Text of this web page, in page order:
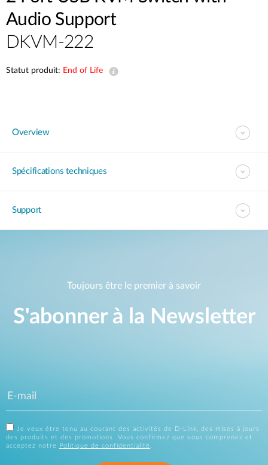
Audio Support
DKVM-222
Statut produit: End of Life
Overview
Spécifications techniques
Support
Toujours être le premier à savoir
S'abonner à la Newsletter
Je veux être tenu au courant des activités de D-Link, des mises à jours
des produits et des promotions. Vous confirmez que vous comprenez et
acceptez notre
Politique de confidentialité.